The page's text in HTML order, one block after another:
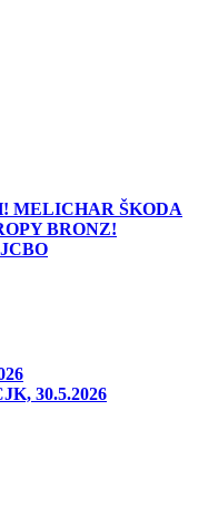
MELICHAR ŠKODA
BRONZ!
30.5.2026